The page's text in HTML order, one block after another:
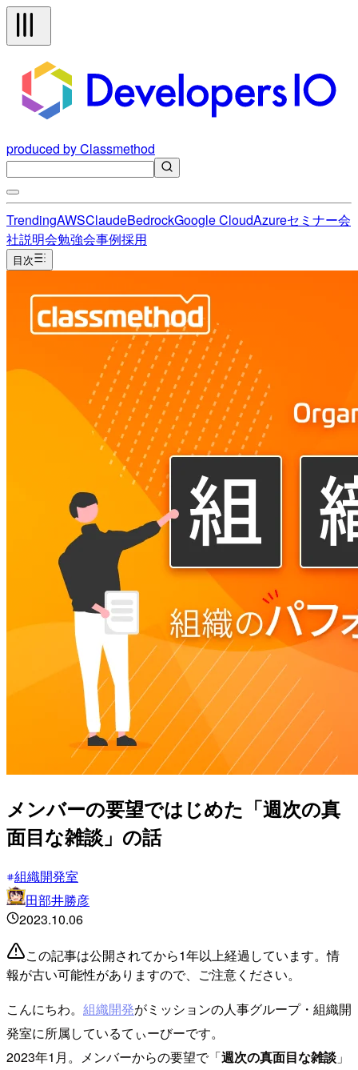
produced by Classmethod
TrendingAWSClaudeBedrockGoogle CloudAzureセミナー会
社説明会勉強会事例採用
目次
メンバーの要望ではじめた「週次の真
面目な雑談」の話
組織開発室
田部井勝彦
2023.10.06
この記事は公開されてから1年以上経過しています。情
報が古い可能性がありますので、ご注意ください。
こんにちわ。 組織開発がミッションの人事グループ・組織開
発室に所属しているてぃーびーです。
2023年1月。メンバーからの要望で「週次の真面目な雑談 」